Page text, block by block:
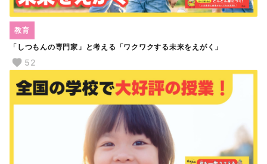
「しつもんの専門家」と考える「ワクワクする未来をえがく」
教育
52